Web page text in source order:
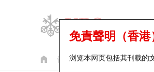
认股证 牛熊证 美股指数
免責聲明（香港
浏览本网页包括其刊载的